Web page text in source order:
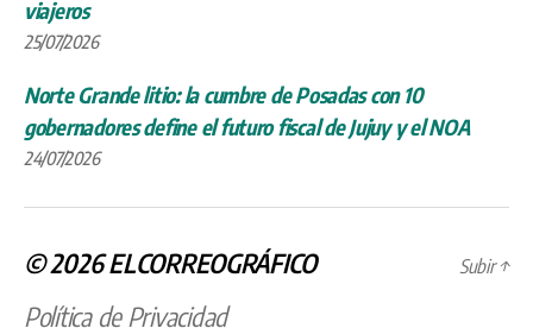
viajeros
25/07/2026
Norte Grande litio: la cumbre de Posadas con 10
gobernadores define el futuro fiscal de Jujuy y el NOA
24/07/2026
© 2026ELCORREOGRÁFICO
Política de Privacidad
Subir↑